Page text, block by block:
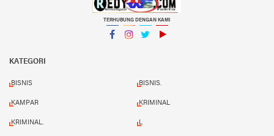
TERHUBUNG DENGAN KAMI
KATEGORI
BISNIS BISNIS.
KAMPAR KRIMINAL
KRIMINAL. L